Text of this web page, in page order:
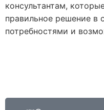
консультантам,
правильное решение в
потребностями и